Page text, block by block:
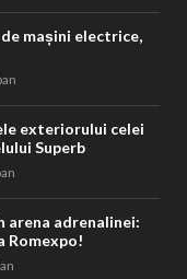
mașini electrice,
exteriorului celei
Superb
arena adrenalinei:
Romexpo!